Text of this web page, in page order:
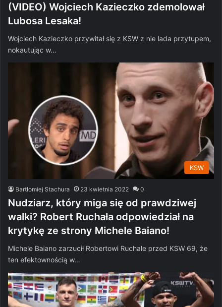
(VIDEO) Wojciech Kazieczko zdemolował
Lubosa Lesaka!
Wojciech Kazieczko przywitał się z KSW z nie lada przytupem,
nokautując w…
KSW
Bartłomiej Stachura 23 kwietnia 2022 0
Nudziarz, który miga się od prawdziwej
walki? Robert Ruchała odpowiedział na
krytykę ze strony Michele Baiano!
Michele Baiano zarzucił Robertowi Ruchale przed KSW 69, że
ten efektownością w…